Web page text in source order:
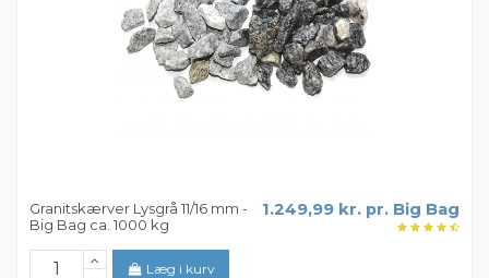
Granitskærver Lysgrå 11/16 mm -
Big Bag ca. 1000 kg
1.249,99 kr. pr. Big Bag
Læg i kurv